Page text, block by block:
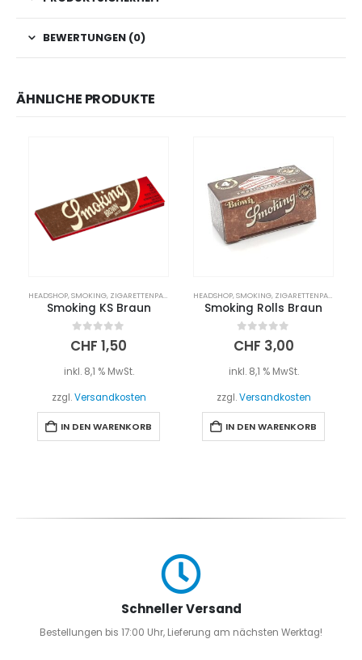
BEWERTUNGEN (0)
ÄHNLICHE PRODUKTE
HEADSHOP,SMOKING, ZIGARETTENPAPIER
Smoking KS Braun
0out of 5
CHF 1,50
inkl. 8,1 % MwSt.
zzgl.Versandkosten
IN DEN WARENKORB
HEADSHOP,SMOKING, ZIGARETTENPAPIER
Smoking Rolls Braun
0 out of 5
CHF 3,00
inkl. 8,1 % MwSt.
zzgl.Versandkosten
IN DEN WARENKORB
Schneller Versand
Bestellungen bis 17:00 Uhr, Lieferung am nächsten Werktag!